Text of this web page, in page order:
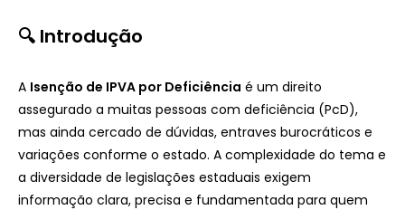
🔍 Introdução
A Isenção de IPVA por Deficiência é um direito
assegurado a muitas pessoas com deficiência (PcD),
mas ainda cercado de dúvidas, entraves burocráticos e
variações conforme o estado. A complexidade do tema e
a diversidade de legislações estaduais exigem
informação clara, precisa e fundamentada para quem